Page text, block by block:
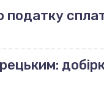
податку